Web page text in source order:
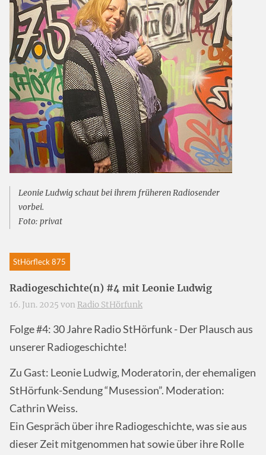
Leonie Ludwig schaut bei ihrem früheren Radiosender
vorbei.
Foto: privat
StHörfleck 875
Radiogeschichte(n) #4 mit Leonie Ludwig
16. Jun. 2025 von Radio StHörfunk
Folge #4: 30 Jahre Radio StHörfunk - Der Plausch aus
unserer Radiogeschichte!
Zu Gast: Leonie Ludwig, Moderatorin, der ehemaligen
StHörfunk-Sendung “Musession”. Moderation:
Cathrin Weiss.
Ein Gespräch über ihre Radiogeschichte, was sie aus
dieser Zeit mitgenommen hat sowie über ihre Rolle